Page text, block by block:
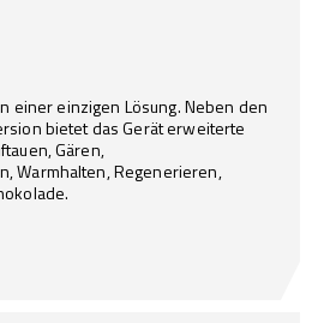
einer einzigen Lösung. Neben den
bietet das Gerät erweiterte
Gären,
Warmhalten, Regenerieren,